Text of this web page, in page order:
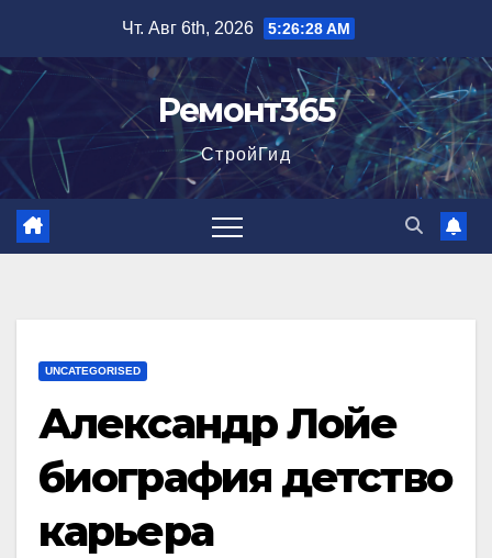
содержимому
Чт. Авг 6th, 2026 5:26:29 AM
Ремонт365
СтройГид
UNCATEGORISED
Александр Лойе
биография детство
карьера